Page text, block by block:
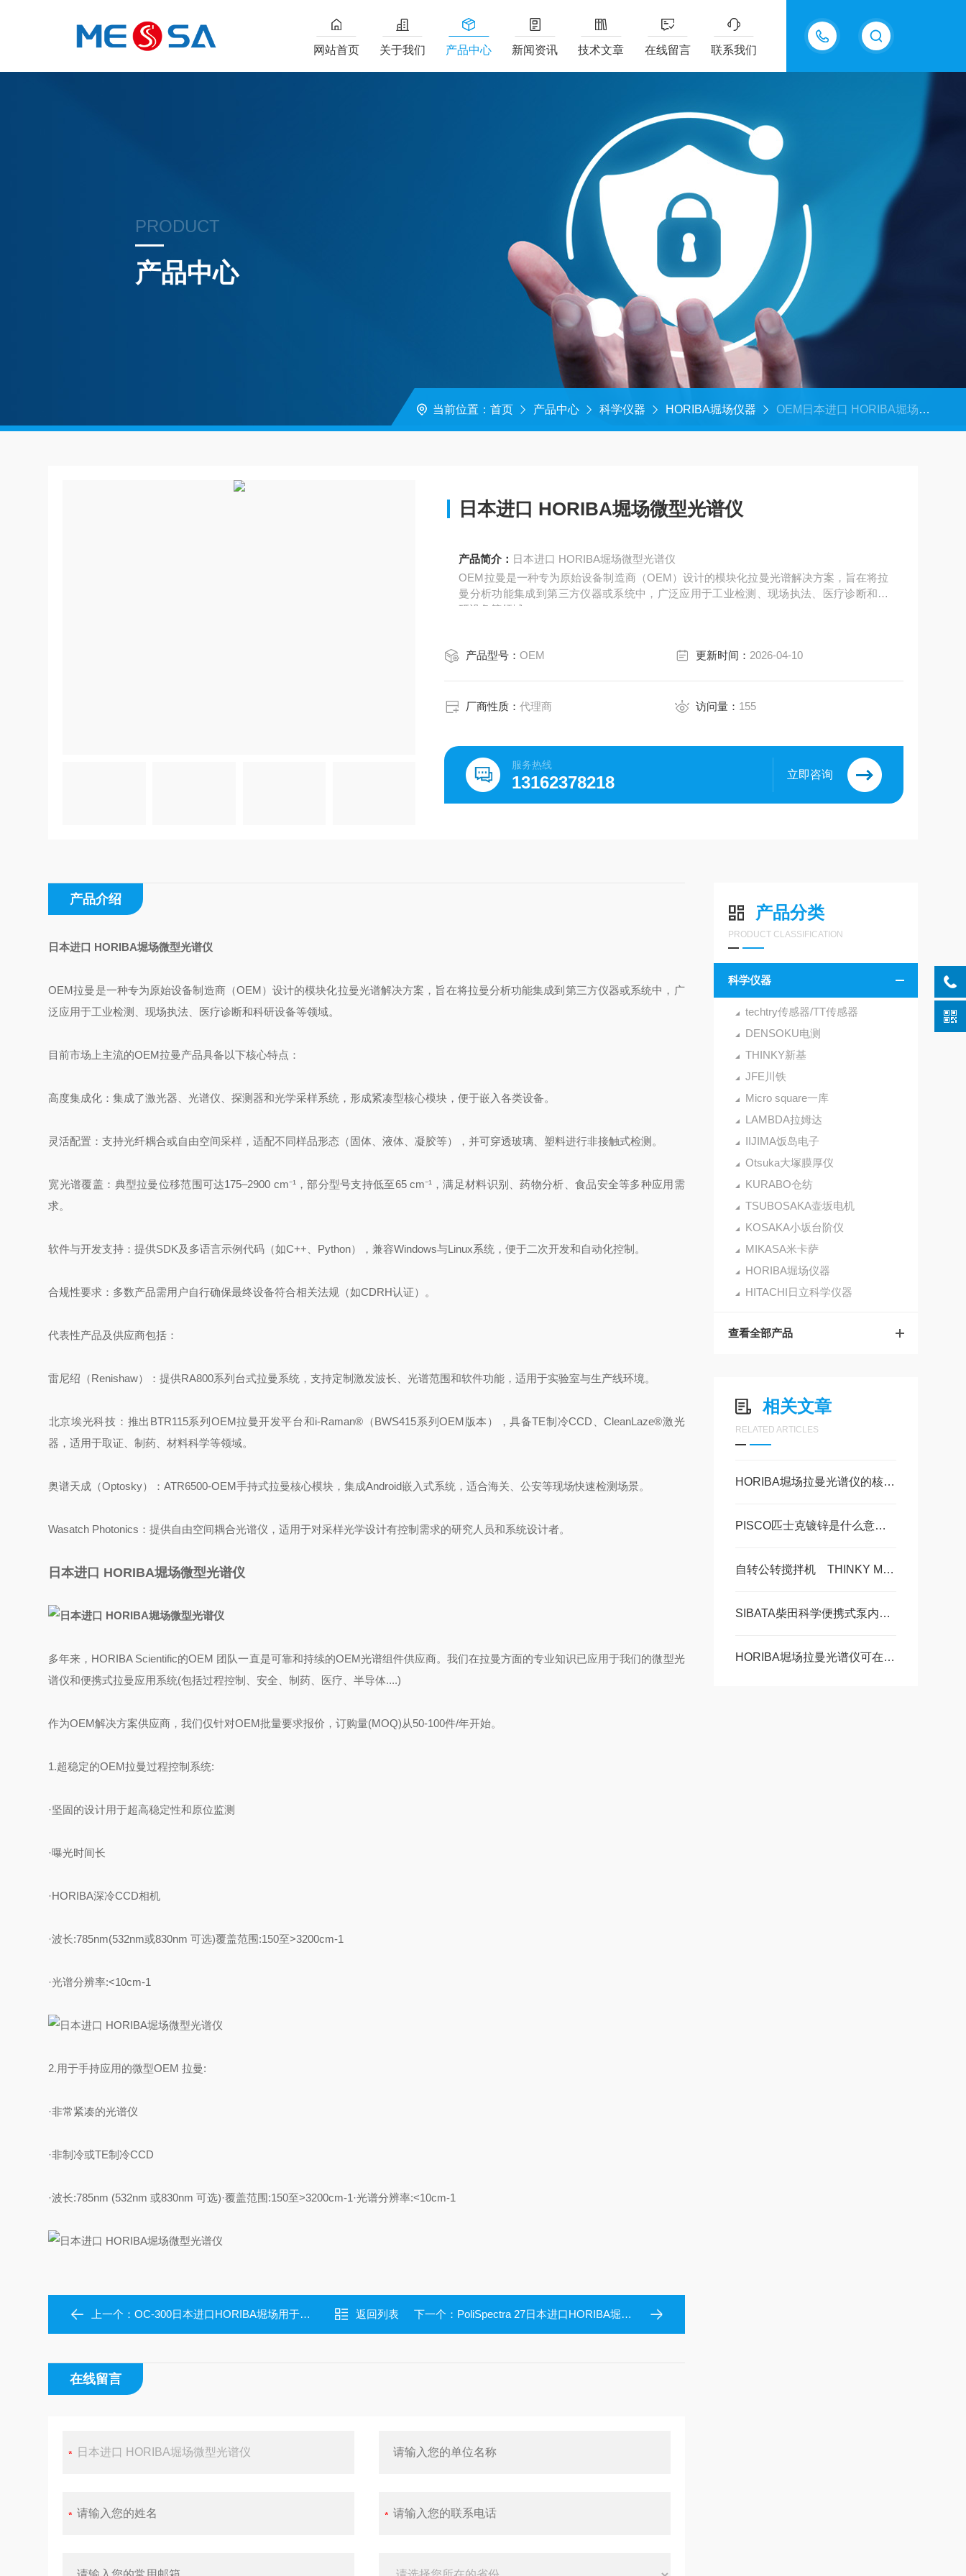
13915577898
网站首页 关于我们 产品中心 新闻资讯 技术文章 在线留言 联系我们
PRODUCT
产品中心
当前位置： 首页 产品中心 科学仪器 HORIBA堀场仪器 OEM日本进口 HORIBA堀场微型光谱仪
日本进口 HORIBA堀场微型光谱仪
产品简介： 日本进口 HORIBA堀场微型光谱仪
OEM拉曼‌是一种专为原始设备制造商（OEM）设计的模块化拉曼光谱解决方案，旨在将拉
曼分析功能集成到第三方仪器或系统中，广泛应用于工业检测、现场执法、医疗诊断和科
研设备等领域。
产品型号：OEM 更新时间： 2026-04-10
厂商性质：代理商 访问量： 155
服务热线
13162378218 立即咨询
产品分类
PRODUCT CLASSIFICATION
科学仪器
techtry传感器/TT传感器
DENSOKU电测
THINKY新基
JFE川铁
Micro square一库
LAMBDA拉姆达
IIJIMA饭岛电子
Otsuka大塚膜厚仪
KURABO仓纺
TSUBOSAKA壶坂电机
KOSAKA小坂台阶仪
MIKASA米卡萨
HORIBA堀场仪器
HITACHI日立科学仪器
查看全部产品
相关文章
RELATED ARTICLES
HORIBA堀场拉曼光谱仪的核心原理基于拉曼散射效应
PISCO匹士克镀锌是什么意思 美萨科技全系列代理
自转公转搅拌机 THINKY MIXER AR-100 美萨现货系列
SIBATA柴田科学便携式泵内置恒定流量功能
HORIBA堀场拉曼光谱仪可在复杂的工业环境中稳定运行
产品介绍
日本进口 HORIBA堀场微型光谱仪
OEM拉曼‌是一种专为原始设备制造商（OEM）设计的模块化拉曼光谱解决方案，旨在将拉曼分析功能集成到第三方仪器或系统中，广
泛应用于工业检测、现场执法、医疗诊断和科研设备等领域。
目前市场上主流的OEM拉曼产品具备以下核心特点：
‌高度集成化‌：集成了激光器、光谱仪、探测器和光学采样系统，形成紧凑型核心模块，便于嵌入各类设备。
‌灵活配置‌：支持光纤耦合或自由空间采样，适配不同样品形态（固体、液体、凝胶等），并可穿透玻璃、塑料进行非接触式检测。
‌宽光谱覆盖‌：典型拉曼位移范围可达175–2900 cm⁻¹，部分型号支持低至65 cm⁻¹，满足材料识别、药物分析、食品安全等多种应用需
求。
‌软件与开发支持‌：提供SDK及多语言示例代码（如C++、Python），兼容Windows与Linux系统，便于二次开发和自动化控制。
‌合规性要求‌：多数产品需用户自行确保最终设备符合相关法规（如CDRH认证）。
代表性产品及供应商包括：
‌雷尼绍（Renishaw）‌：提供RA800系列台式拉曼系统，支持定制激发波长、光谱范围和软件功能，适用于实验室与生产线环境。
‌北京埃光科技‌：推出BTR115系列OEM拉曼开发平台和i-Raman®（BWS415系列OEM版本），具备TE制冷CCD、CleanLaze®激光
器，适用于取证、制药、材料科学等领域。
‌奥谱天成（Optosky）‌：ATR6500-OEM手持式拉曼核心模块，集成Android嵌入式系统，适合海关、公安等现场快速检测场景。
‌Wasatch Photonics‌：提供自由空间耦合光谱仪，适用于对采样光学设计有控制需求的研究人员和系统设计者。
日本进口 HORIBA堀场微型光谱仪
多年来，HORIBA Scientific的OEM 团队一直是可靠和持续的OEM光谱组件供应商。我们在拉曼方面的专业知识已应用于我们的微型光
谱仪和便携式拉曼应用系统(包括过程控制、安全、制药、医疗、半导体....)
作为OEM解决方案供应商，我们仅针对OEM批量要求报价，订购量(MOQ)从50-100件/年开始。
1.超稳定的OEM拉曼过程控制系统:
·坚固的设计用于超高稳定性和原位监测
·曝光时间长
·HORIBA深冷CCD相机
·波长:785nm(532nm或830nm 可选)覆盖范围:150至>3200cm-1
·光谱分辨率:<10cm-1
2.用于手持应用的微型OEM 拉曼:
·非常紧凑的光谱仪
·非制冷或TE制冷CCD
·波长:785nm (532nm 或830nm 可选)·覆盖范围:150至>3200cm-1·光谱分辨率:<10cm-1
上一个：OC-300日本进口HORIBA堀场用于OCT的紧凑型光谱仪 返回列表 下一个： PoliSpectra 27日本进口HORIBA堀场高光谱线成像仪
在线留言